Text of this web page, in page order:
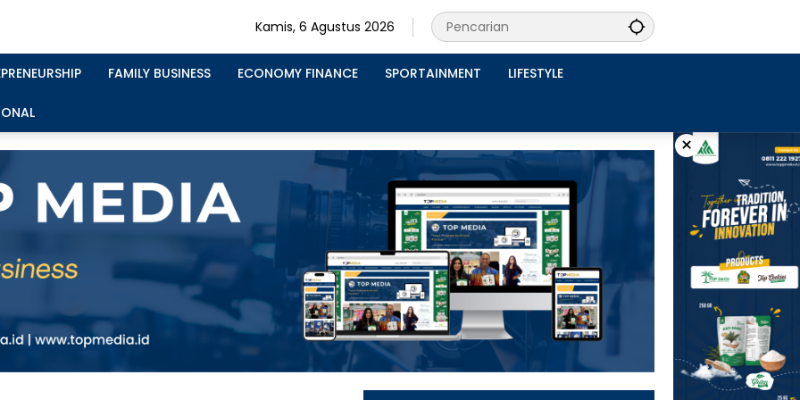
Kamis, 6 Agustus 2026
FAMILY BUSINESS ECONOMY FINANCE SPORTAINMENT LIFESTYLE
×